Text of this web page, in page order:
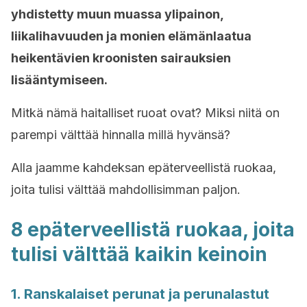
yhdistetty muun muassa ylipainon,
liikalihavuuden ja monien elämänlaatua
heikentävien kroonisten sairauksien
lisääntymiseen.
Mitkä nämä haitalliset ruoat ovat? Miksi niitä on
parempi välttää hinnalla millä hyvänsä?
Alla jaamme kahdeksan epäterveellistä ruokaa,
joita tulisi välttää mahdollisimman paljon.
8 epäterveellistä ruokaa, joita
tulisi välttää kaikin keinoin
1. Ranskalaiset perunat ja perunalastut